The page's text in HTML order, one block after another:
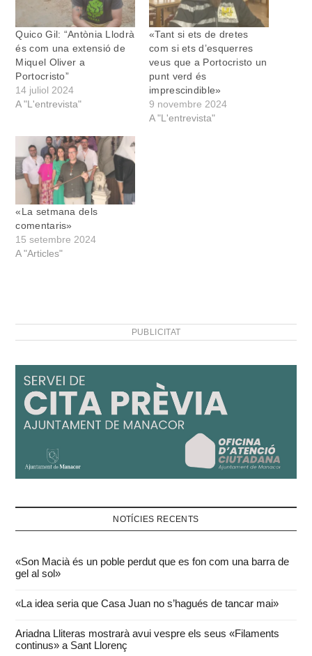
Quico Gil: “Antònia Llodrà
és com una extensió de
Miquel Oliver a
Portocristo”
14 juliol 2024
A "L'entrevista"
«Tant si ets de dretes
com si ets d’esquerres
veus que a Portocristo un
punt verd és
imprescindible»
9 novembre 2024
A "L'entrevista"
«La setmana dels
comentaris»
15 setembre 2024
A "Articles"
PUBLICITAT
NOTÍCIES RECENTS
«Son Macià és un poble perdut que es fon com una barra de
gel al sol»
«La idea seria que Casa Juan no s’hagués de tancar mai»
Ariadna Lliteras mostrarà avui vespre els seus «Filaments
continus» a Sant Llorenç